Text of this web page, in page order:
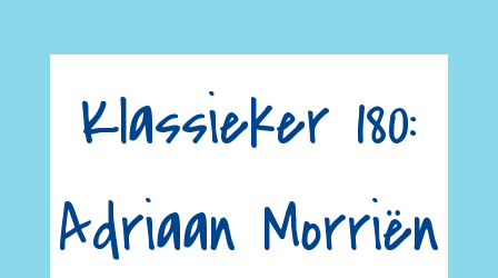
Klassieker 180:
Adriaan Morriën